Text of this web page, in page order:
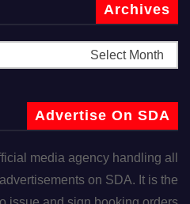
Archives
Advertise On SDA
media agency handling all
on SDA. It is the